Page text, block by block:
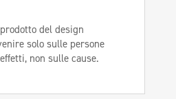
del design
solo sulle persone
non sulle cause.